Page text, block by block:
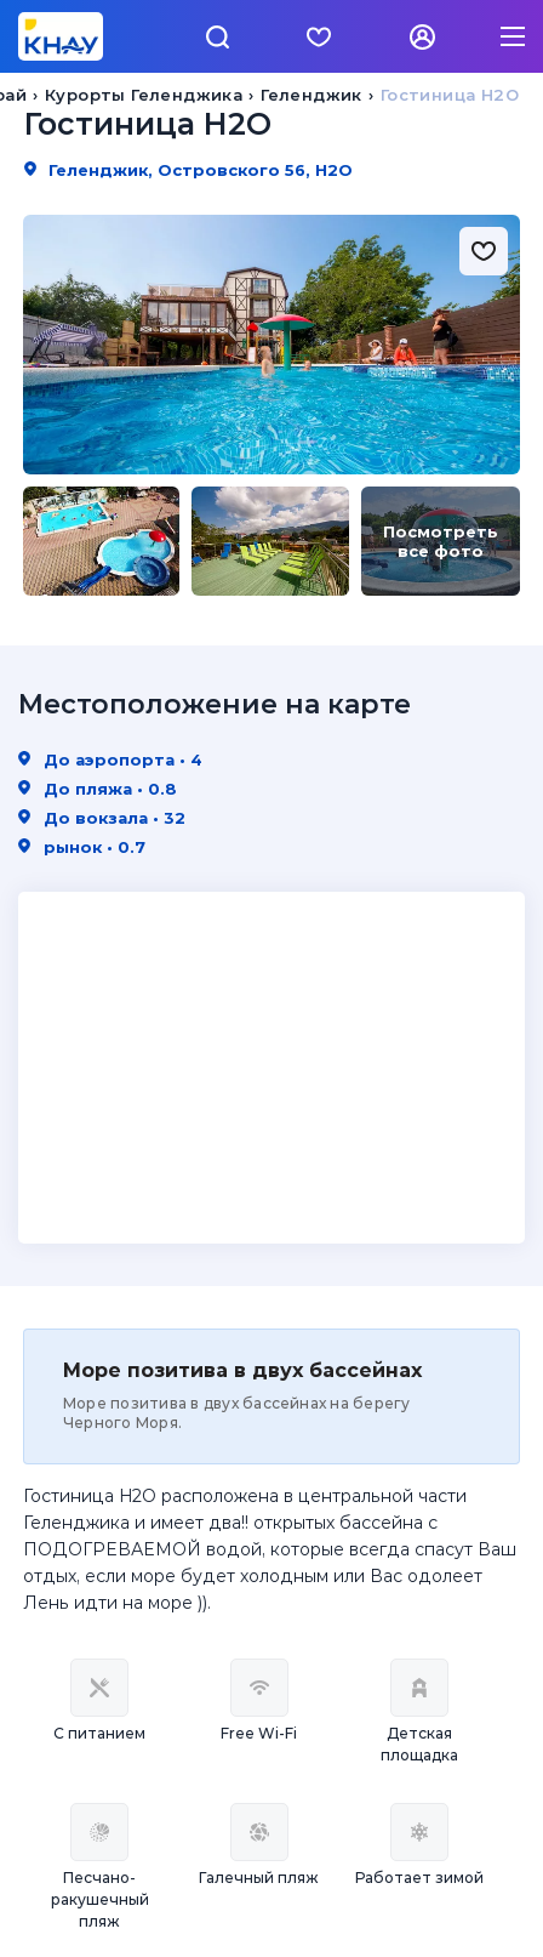
Гостиница H2O
Геленджик
Курорты Геленджика
Гостиница H2O
Геленджик, Островского 56, H2O
Посмотреть
все фото
Море позитива в двух бассейнах
Море позитива в двух бассейнах на берегу
Черного Моря.
Гостиница H2O расположена в центральной части
Геленджика и имеет два!! открытых бассейна с
ПОДОГРЕВАЕМОЙ водой, которые всегда спасут Ваш
отдых, если море будет холодным или Вас одолеет
Лень идти на море )).
С питанием Free Wi-Fi
Детская
площадка
Песчано-
ракушечный
пляж
Галечный пляж Работает зимой
Местоположение на карте
До аэропорта • 4
До пляжа • 0.8
До вокзала • 32
рынок • 0.7